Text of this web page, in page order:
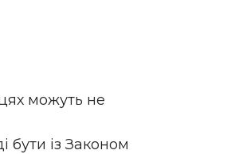
можуть не
бути із Законом